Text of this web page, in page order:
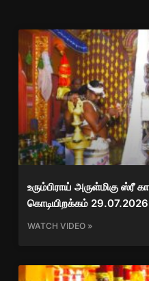
உரும்பிராய் அருள்மிகு ஸ்ரீ
கொடியிறக்கம் 29.07.2026
WATCH VIDEO »